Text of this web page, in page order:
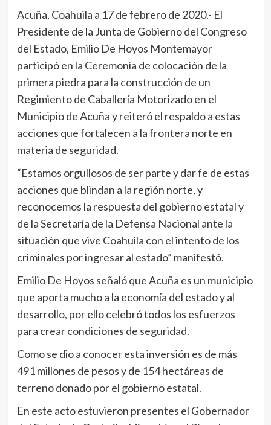
Acuña, Coahuila a 17 de febrero de 2020.- El
Presidente de la Junta de Gobierno del Congreso
del Estado, Emilio De Hoyos Montemayor
participó en la Ceremonia de colocación de la
primera piedra para la construcción de un
Regimiento de Caballería Motorizado en el
Municipio de Acuña y reiteró el respaldo a estas
acciones que fortalecen a la frontera norte en
materia de seguridad.
“Estamos orgullosos de ser parte y dar fe de estas
acciones que blindan a la región norte, y
reconocemos la respuesta del gobierno estatal y
de la Secretaría de la Defensa Nacional ante la
situación que vive Coahuila con el intento de los
criminales por ingresar al estado” manifestó.
Emilio De Hoyos señaló que Acuña es un municipio
que aporta mucho a la economía del estado y al
desarrollo, por ello celebró todos los esfuerzos
para crear condiciones de seguridad.
Como se dio a conocer esta inversión es de más
491 millones de pesos y de 154 hectáreas de
terreno donado por el gobierno estatal.
En este acto estuvieron presentes el Gobernador